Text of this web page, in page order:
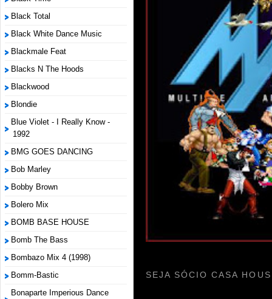
Black Total
Black White Dance Music
Blackmale Feat
Blacks N The Hoods
Blackwood
Blondie
Blue Violet - I Really Know -
1992
BMG GOES DANCING
Bob Marley
Bobby Brown
Bolero Mix
BOMB BASE HOUSE
Bomb The Bass
Bombazo Mix 4 (1998)
Bomm-Bastic
Bonaparte Imperious Dance
SEJA SÓCIO CASA